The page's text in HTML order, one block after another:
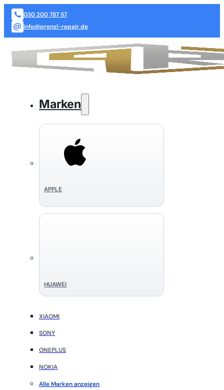
030 200 787 57
info@prenzl-repair.de
Marken
APPLE
HUAWEI
XIAOMI
SONY
ONEPLUS
NOKIA
Alle Marken anzeigen